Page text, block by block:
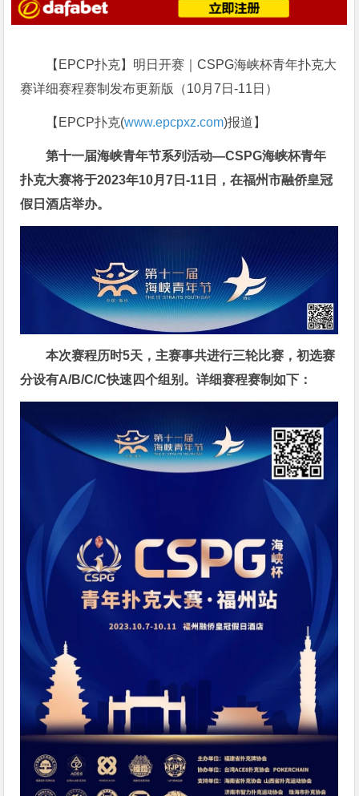
【EPCP扑克】明日开赛｜CSPG海峡杯青年扑克大
赛详细赛程赛制发布更新版（10月7日-11日）
【EPCP扑克(www.epcpxz.com)报道】
第十一届海峡青年节系列活动—CSPG海峡杯青年
扑克大赛将于2023年10月7日-11日，在福州市融侨皇冠
假日酒店举办。
本次赛程历时5天，主赛事共进行三轮比赛，初选赛
分设有A/B/C/C快速四个组别。详细赛程赛制如下：